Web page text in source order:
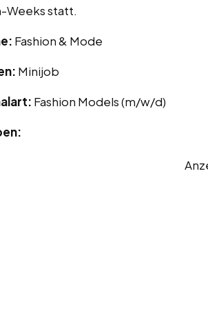
Weeks statt.
Fashion & Mode
Minijob
Fashion Models (m/w/d)